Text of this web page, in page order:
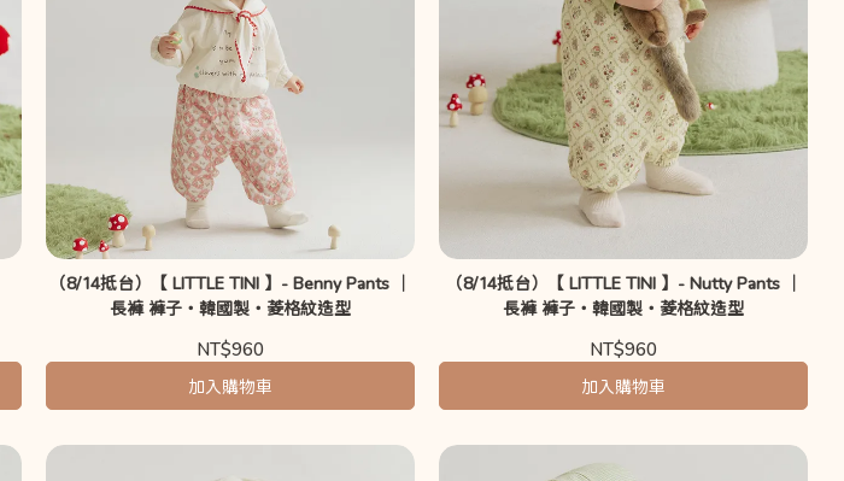
（8/14抵台）【 LITTLE TINI 】- Benny Pants ｜
長褲 褲子・韓國製・菱格紋造型
NT$960
加入購物車
（8/14抵台）【 LITTLE TINI 】- Nutty Pants ｜
長褲 褲子・韓國製・菱格紋造型
NT$960
加入購物車